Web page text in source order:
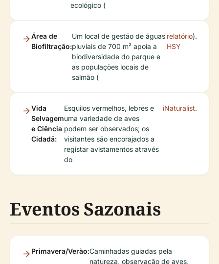
ecológico (
Área de
Biofiltração:
Um local de gestão de águas
pluviais de 700 m² apoia a
biodiversidade do parque e
as populações locais de
salmão (
relatório
HSY
).
Vida
Selvagem
e Ciência
Cidadã:
Esquilos vermelhos, lebres e
uma variedade de aves
podem ser observados; os
visitantes são encorajados a
registar avistamentos através
do
iNaturalist.
Eventos Sazonais
Primavera/Verão:Caminhadas guiadas pela
natureza, observação de aves,